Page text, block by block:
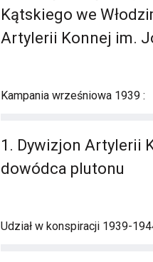
Kątskiego we
Artylerii Konnej im.
Kampania wrześniowa 1939 :
1. Dywizjon Artylerii
dowódca plutonu
Udział w konspiracji 1939-